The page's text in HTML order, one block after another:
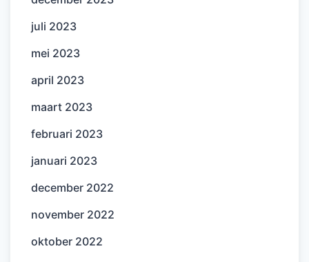
juli 2023
mei 2023
april 2023
maart 2023
februari 2023
januari 2023
december 2022
november 2022
oktober 2022